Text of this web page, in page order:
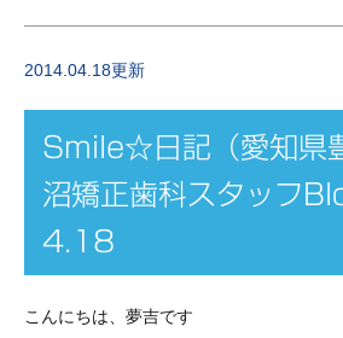
2014.04.18更新
Smile☆日記（愛知県
沼矯正歯科スタッフ
4.18
こんにちは、夢吉です